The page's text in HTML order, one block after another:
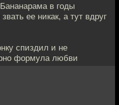
в годы
ее никак, а тут вдруг
спиздил и не
формула любви